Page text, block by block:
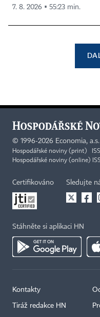
7. 8. 2026 ▪ 55:23 min.
© 1996-2026 Economia, a.s.
Hospodářské noviny (print)
Hospodářské noviny (online)
Certifikováno Sledujte
Stáhněte si aplikaci HN
Kontakty
Tiráž redakce HN